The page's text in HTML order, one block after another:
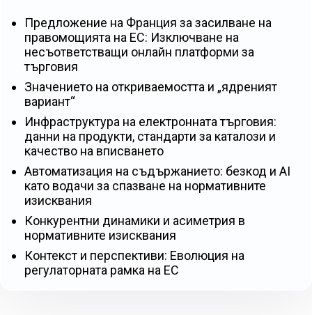
Предложение на Франция за засилване на
правомощията на ЕС: Изключване на
несъответстващи онлайн платформи за
търговия
Значението на откриваемостта и „ядреният
вариант“
Инфраструктура на електронната търговия:
данни на продукти, стандарти за каталози и
качество на вписването
Автоматизация на съдържанието: безкод и AI
като водачи за спазване на нормативните
изисквания
Конкурентни динамики и асиметрия в
нормативните изисквания
Контекст и перспективи: Еволюция на
регулаторната рамка на ЕС